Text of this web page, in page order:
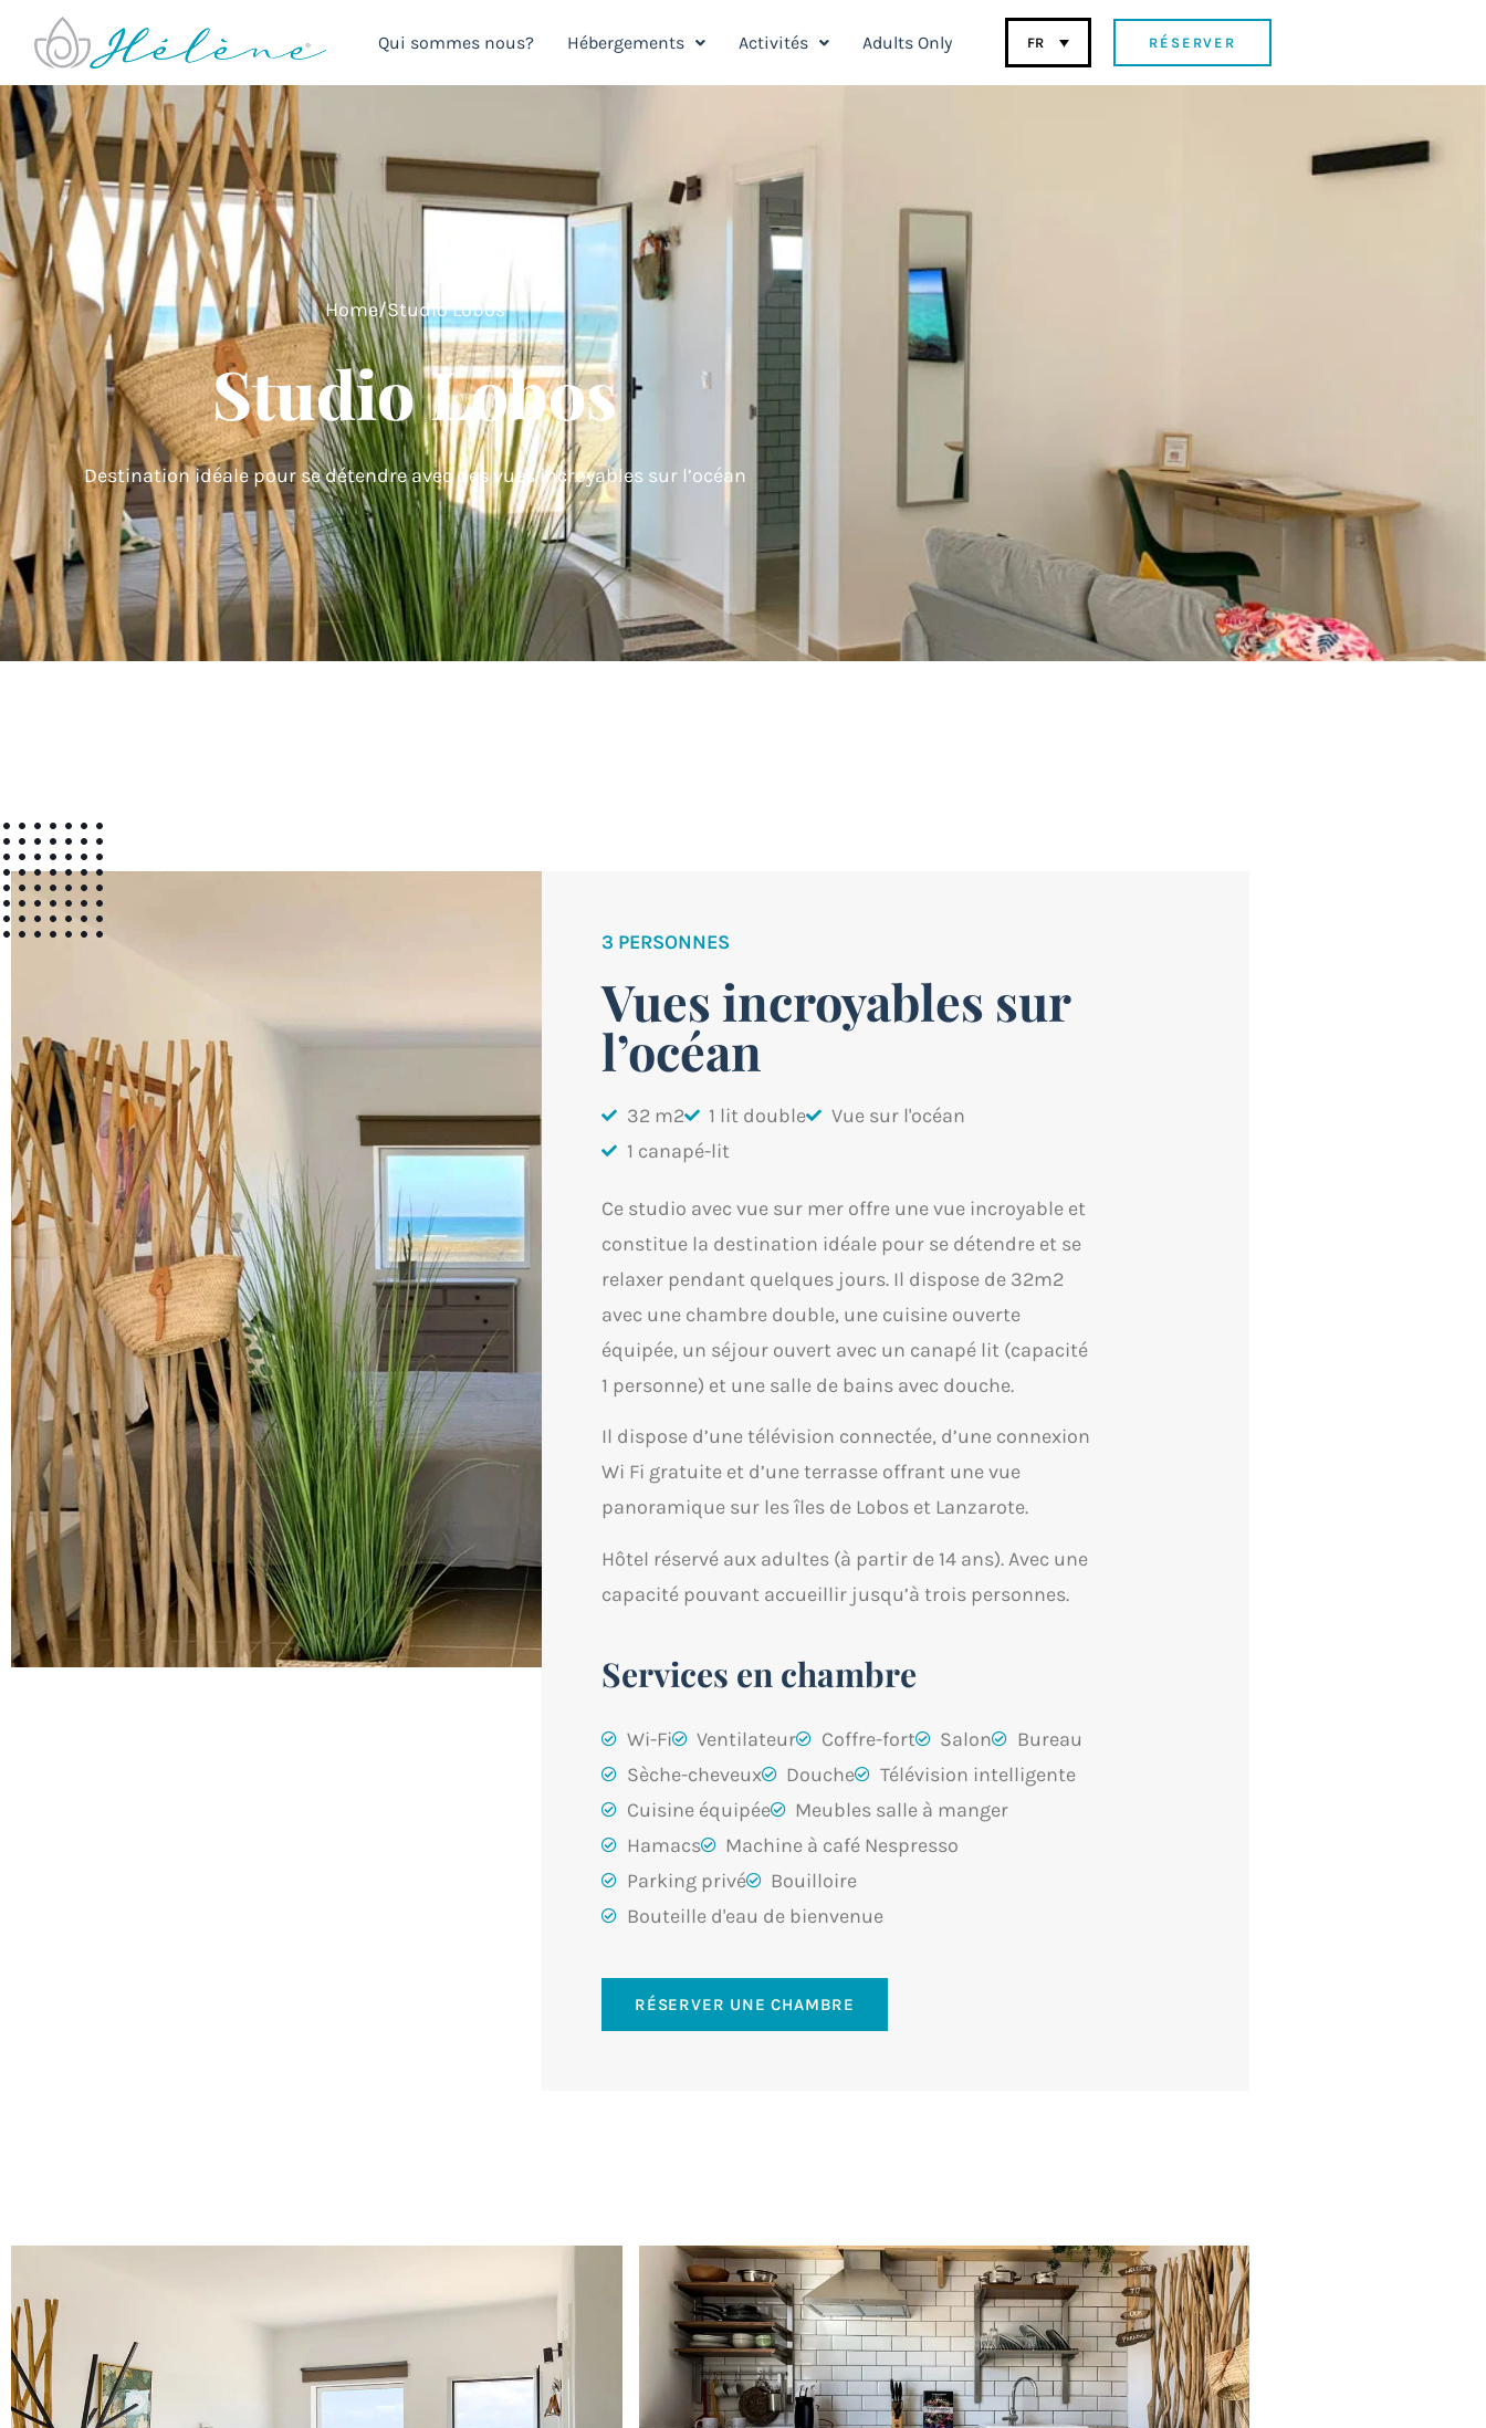
Qui sommes nous? Hébergements Activités Adults Only FR RÉSERVER
Home/Studio Lobos
Studio Lobos
Destination idéale pour se détendre avec des vues incroyables sur l’océan
3 PERSONNES
Vues incroyables sur
l’océan
32 m2 1 lit double
Vue sur l'océan
1 canapé-lit
Ce studio avec vue sur mer offre une vue incroyable et
constitue la destination idéale pour se détendre et se
relaxer pendant quelques jours. Il dispose de 32m2
avec une chambre double, une cuisine ouverte
équipée, un séjour ouvert avec un canapé lit (capacité
1 personne) et une salle de bains avec douche.
Il dispose d’une télévision connectée, d’une connexion
Wi Fi gratuite et d’une terrasse offrant une vue
panoramique sur les îles de Lobos et Lanzarote.
Hôtel réservé aux adultes (à partir de 14 ans). Avec une
capacité pouvant accueillir jusqu’à trois personnes.
Services en chambre
Wi-Fi Ventilateur Coffre-fort Salon
Bureau
Sèche-cheveux
Douche
Télévision intelligente
Cuisine équipée
Meubles salle à manger
Hamacs
Machine à café Nespresso
Parking privé
Bouilloire
Bouteille d'eau de bienvenue
RÉSERVER UNE CHAMBRE